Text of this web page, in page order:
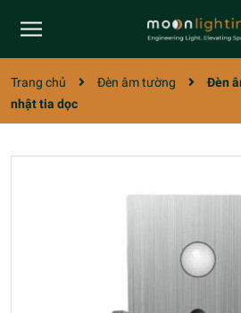
Trang chủ Đèn âm tường
Đèn
nhật tia dọc